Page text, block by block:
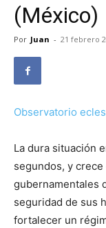
(México)
Por Juan - 21 febrero
Observatorio
La dura situación
segundos, y
gubernamentales
seguridad de sus
fortalecer un